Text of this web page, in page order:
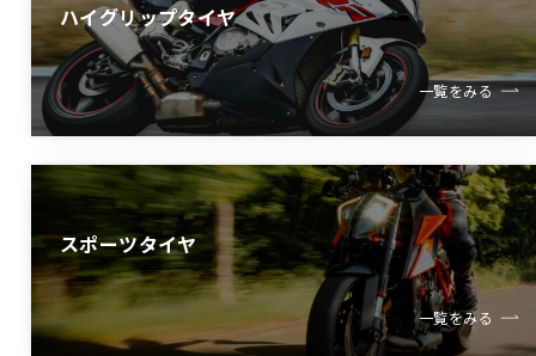
ハイグリップタイヤ
一覧をみる
スポーツタイヤ
一覧をみる